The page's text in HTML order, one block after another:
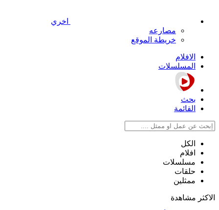
اخري
مصارعه
خريطة الموقع
الافلام
المسلسلات
بحث
القائمة
الكل
افلام
مسلسلات
حلقات
ممثلين
الاكثر مشاهدة